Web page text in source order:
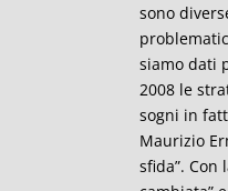
sono
siamo dati
2008 le
sogni in
Maurizio
sfida”.